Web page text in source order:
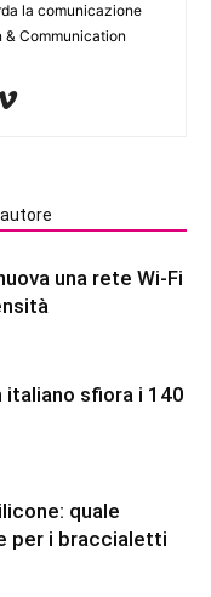
la comunicazione
Communication
una rete Wi-Fi
italiano sfiora i 140
quale
per i braccialetti